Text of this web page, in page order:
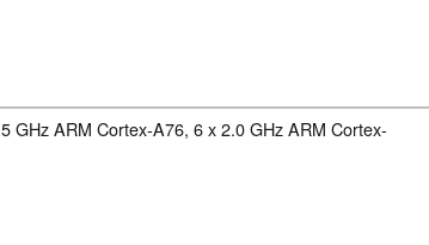
GHz ARM Cortex-A76, 6 x 2.0 GHz ARM Cortex-